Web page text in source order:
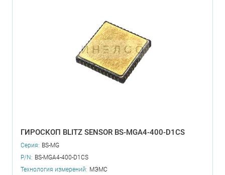
ГИРОСКОП BLITZ SENSOR BS-MGA4-400-D1CS
Серия: BS-MG
P/N: BS-MGA4-400-D1CS
Технология измерений: МЭМС